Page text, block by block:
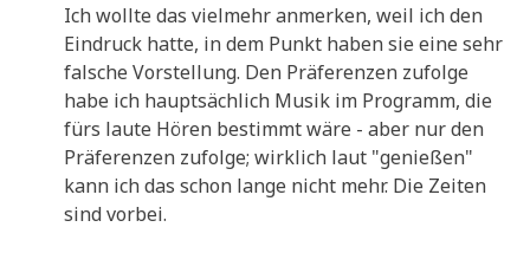
Ich woll­te das viel­mehr anmer­ken, weil ich den
Ein­druck hat­te, in dem Punkt haben sie eine sehr
fal­sche Vor­stel­lung. Den Prä­fe­ren­zen zufol­ge
habe ich haupt­säch­lich Musik im Pro­gramm, die
fürs lau­te Hören bestimmt wäre - aber nur den
Prä­fe­ren­zen zufol­ge; wirk­lich laut "genie­ßen"
kann ich das schon lan­ge nicht mehr. Die Zei­ten
sind vorbei.